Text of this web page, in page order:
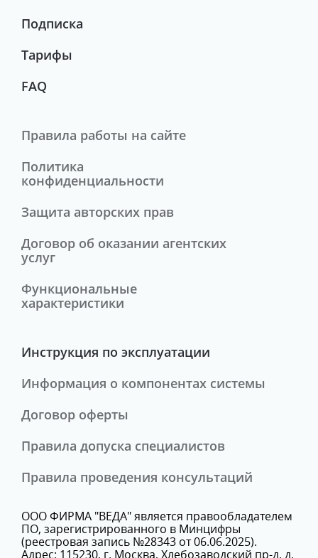
Подписка
Тарифы
FAQ
Правила работы на сайте
Политика
конфиденциальности
Защита авторских прав
Договор об оказании агентских
услуг
Функциональные
характеристики
Инструкция по эксплуатации
Информация о компонентах системы
Договор оферты
Правила допуска специалистов
Правила проведения консультаций
ООО ФИРМА "ВЕДА" является правообладателем
ПО, зарегистрированного в Минцифры
(реестровая запись №28343 от 06.06.2025).
Адрес: 115230, г. Москва, Хлебозаводский пр-д, д.